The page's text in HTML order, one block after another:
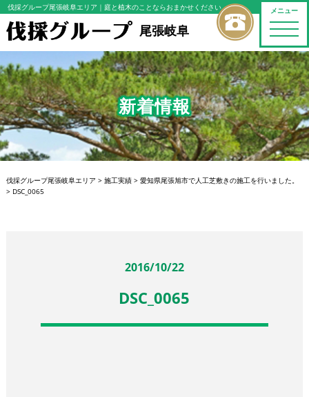
メニュー
toggle
伐採グループ尾張岐阜エリア ｜庭と植木のことならおまかせください
尾張岐阜
新着情報
伐採グループ尾張岐阜エリア > 施工実績> 愛知県尾張旭市で人工芝敷きの施工を行いました。
> DSC_0065
2016/10/22
DSC_0065